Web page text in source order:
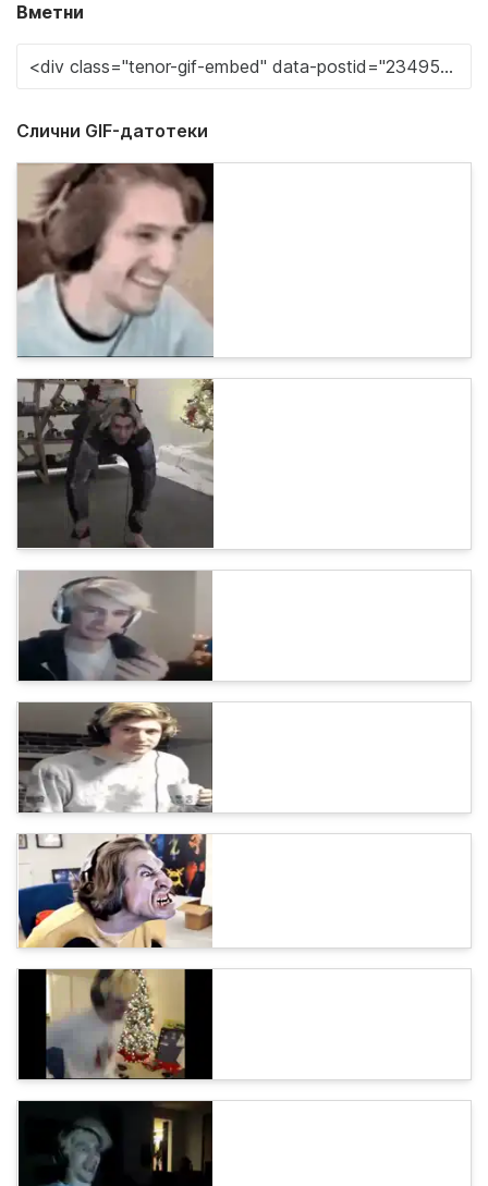
Вметни
Слични GIF-датотеки